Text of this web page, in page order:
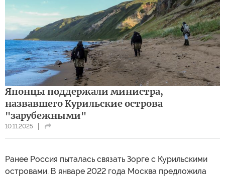
Японцы поддержали министра,
назвавшего Курильские острова
"зарубежными"
10.11.2025
Ранее Россия пыталась связать Зорге с Курильскими
островами. В январе 2022 года Москва предложила